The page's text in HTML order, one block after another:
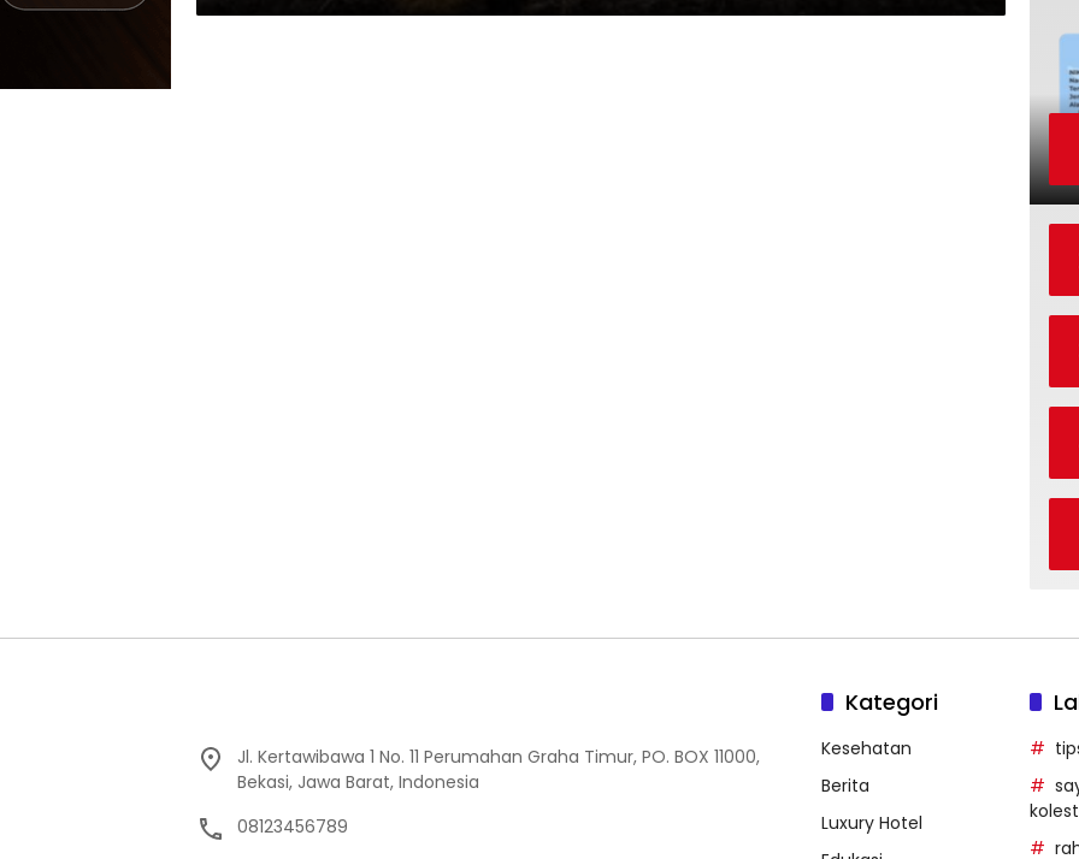
Jl. Kertawibawa 1 No. 11 Perumahan Graha Timur, PO. BOX 11000,
Bekasi, Jawa Barat, Indonesia
08123456789
Kategori
Kesehatan
Berita
Luxury Hotel